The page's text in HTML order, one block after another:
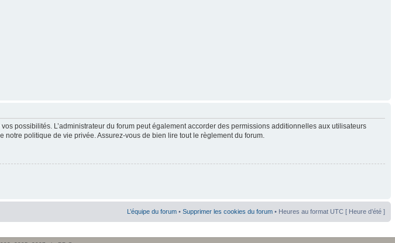
possibilités. L’administrateur du forum peut également accorder des permissions additionnelles aux utilisateurs
notre politique de vie privée. Assurez-vous de bien lire tout le règlement du forum.
L’équipe du forum • Supprimer les cookies du forum • Heures au format UTC [ Heure d’été ]